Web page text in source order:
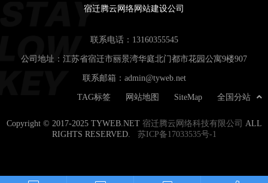
宿迁腾云网络网站建设公司
联系电话： 13160355545
公司地址：江苏省宿迁市丽景湾华庭北门都市花园公寓9楼907
联系邮箱： admin@tyweb.net
全国分站
SiteMap
网站地图
TAG标签
Copyright © 2017-2025 TYWEB.NET 宿迁腾云网络科技有限公司
ALL
RIGHTS RESERVED. 苏ICP备17033535号-1